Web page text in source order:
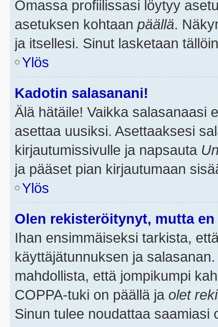
Omassa profiilissasi löytyy
asetuksen kohtaan päällä.
ja itsellesi. Sinut lasketaan
Ylös
Kadotin salasanani!
Älä hätäile! Vaikka salasanaasi
asettaa uusiksi. Asettaaksesi
kirjautumissivulle ja napsauta
ja pääset pian kirjautumaan
Ylös
Olen rekisteröitynyt, mutta
Ihan ensimmäiseksi tarkista,
käyttäjätunnuksen ja
mahdollista, että jompikumpi
COPPA-tuki on päällä ja olet
Sinun tulee noudattaa saamiasi